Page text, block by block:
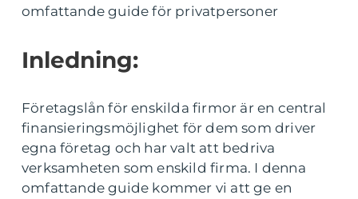
omfattande guide för privatpersoner
Inledning:
Företagslån för enskilda firmor är en central
finansieringsmöjlighet för dem som driver
egna företag och har valt att bedriva
verksamheten som enskild firma. I denna
omfattande guide kommer vi att ge en